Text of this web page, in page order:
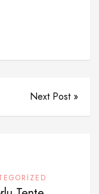
Next Post »